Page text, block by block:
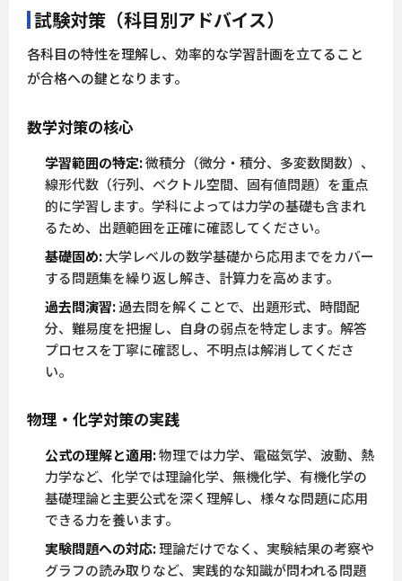
試験対策（科目別アドバイス）
各科目の特性を理解し、効率的な学習計画を立てること
が合格への鍵となります。
数学対策の核心
学習範囲の特定:微積分（微分・積分、多変数関数）、
線形代数（行列、ベクトル空間、固有値問題）を重点
的に学習します。学科によっては力学の基礎も含まれ
るため、出題範囲を正確に確認してください。
基礎固め:大学レベルの数学基礎から応用までをカバー
する問題集を繰り返し解き、計算力を高めます。
過去問演習:過去問を解くことで、出題形式、時間配
分、難易度を把握し、自身の弱点を特定します。解答
プロセスを丁寧に確認し、不明点は解消してくださ
い。
物理・化学対策の実践
公式の理解と適用:物理では力学、電磁気学、波動、熱
力学など、化学では理論化学、無機化学、有機化学の
基礎理論と主要公式を深く理解し、様々な問題に応用
できる力を養います。
実験問題への対応:理論だけでなく、実験結果の考察や
グラフの読み取りなど、実践的な知識が問われる問題